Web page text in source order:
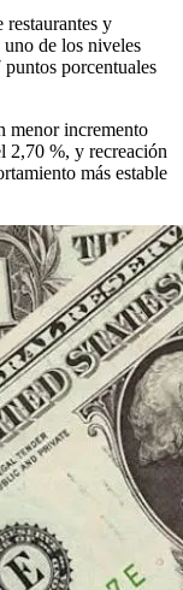
y
de los niveles
porcentuales
menor incremento
2,70 %, y recreación
más estable